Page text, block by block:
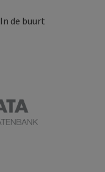
In de buurt